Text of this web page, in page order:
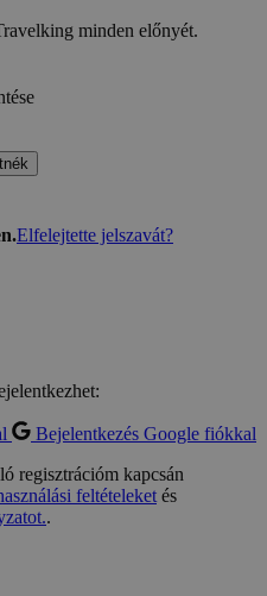
minden előnyét.
Elfelejtette jelszavát?
Bejelentkezés Google fiókkal
regisztrációm kapcsán
feltételeketés
.